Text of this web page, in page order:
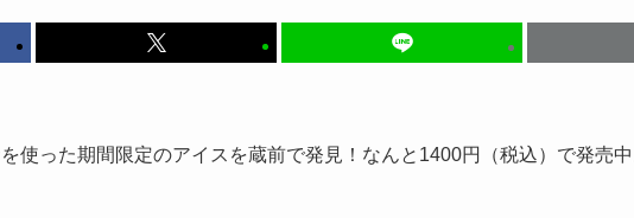
使った期間限定のアイスを蔵前で発見！なんと1400円（税込）で発売